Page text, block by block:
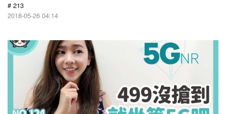
# 213
2018-05-26 04:14